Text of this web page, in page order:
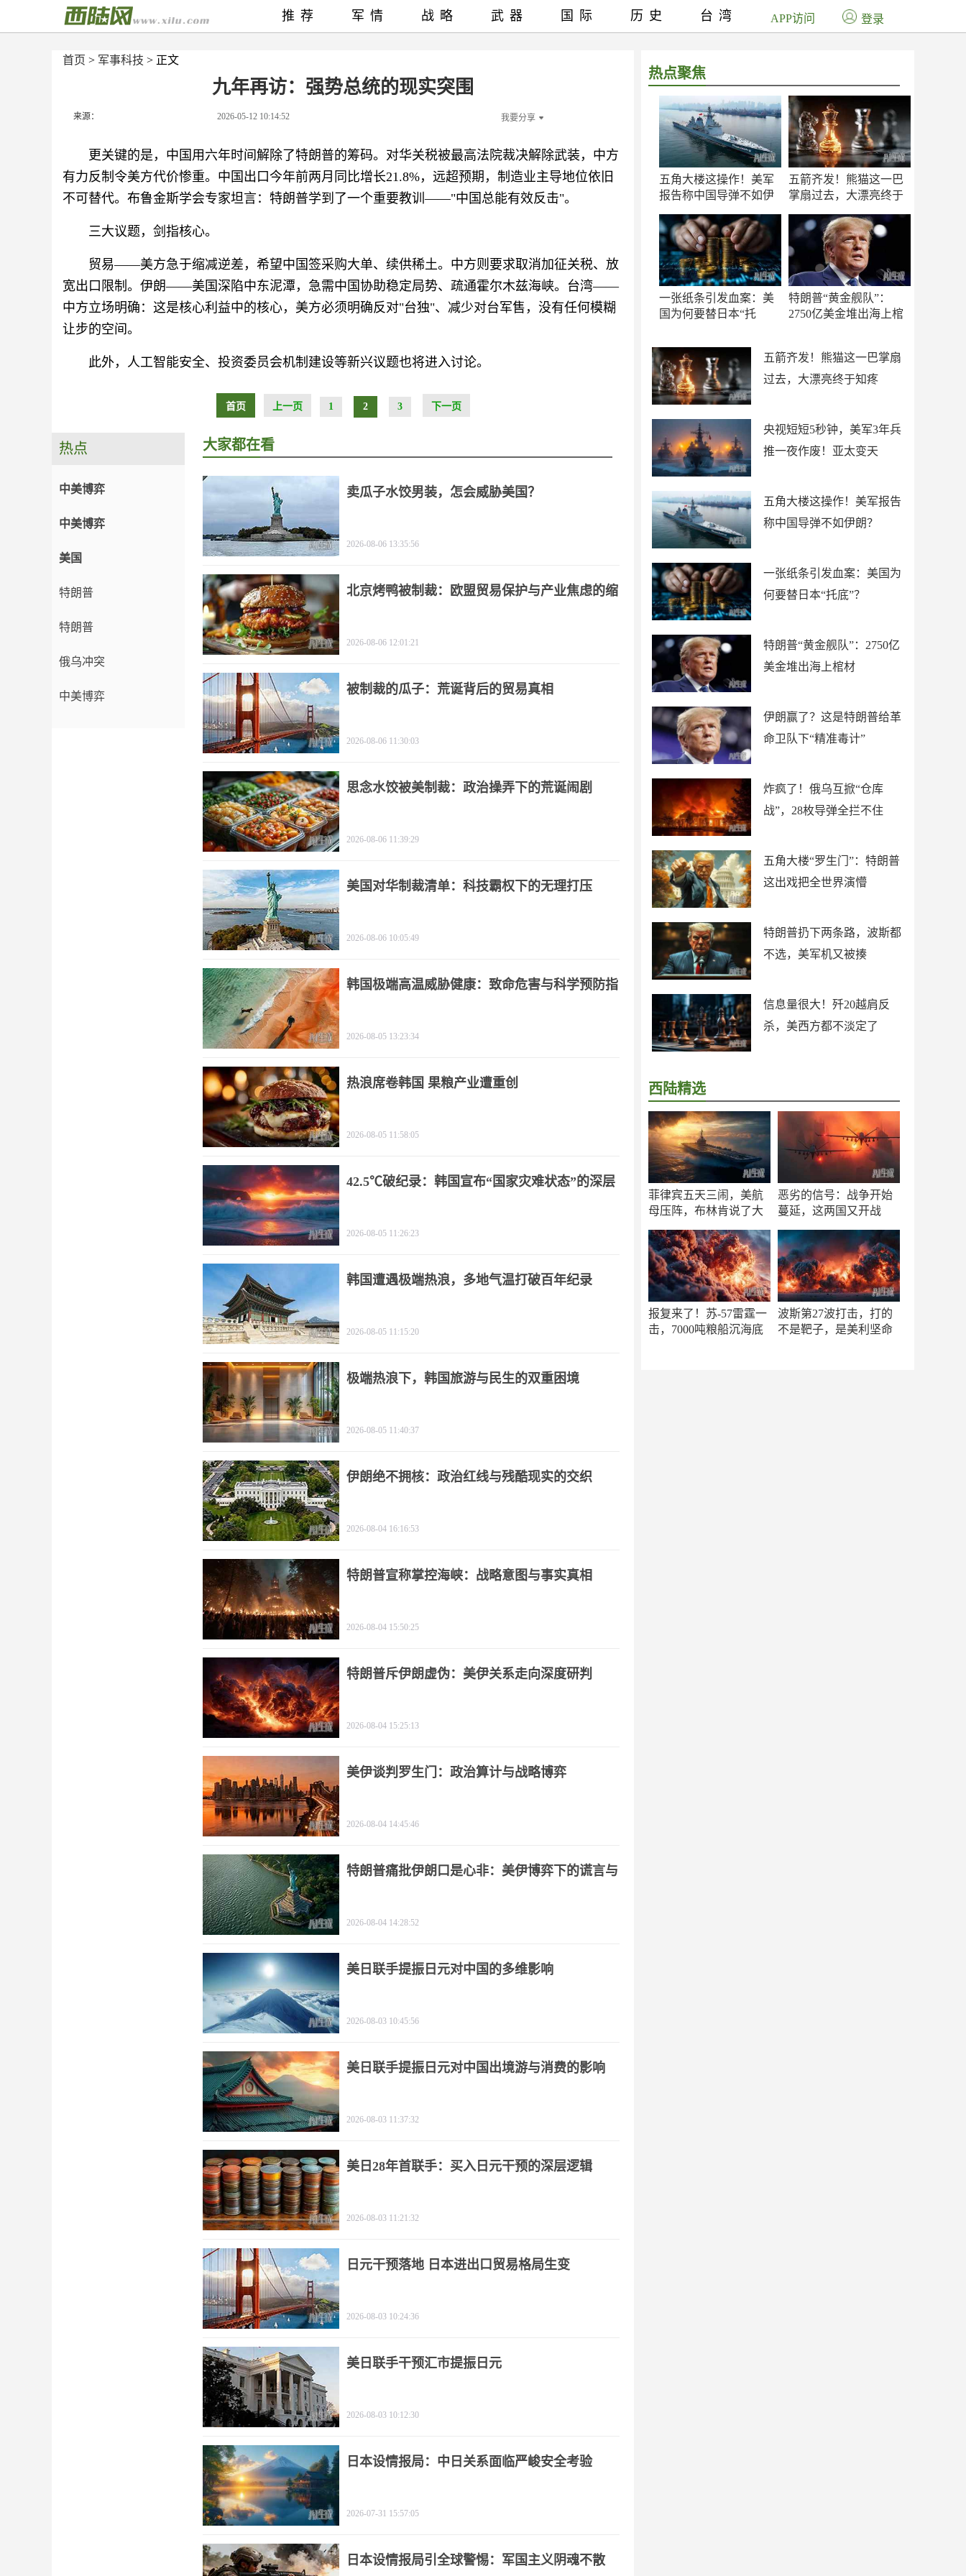
首页 > 军事科技 > 正文
九年再访：强势总统的现实突围
来源： 2026-05-12 10:14:52 我要分享
更关键的是，中国用六年时间解除了特朗普的筹码。对华关税被最高法院裁决解除武装，中方
有力反制令美方代价惨重。中国出口今年前两月同比增长21.8%，远超预期，制造业主导地位依旧
不可替代。布鲁金斯学会专家坦言：特朗普学到了一个重要教训——"中国总能有效反击"。
三大议题，剑指核心。
贸易——美方急于缩减逆差，希望中国签采购大单、续供稀土。中方则要求取消加征关税、放
宽出口限制。伊朗——美国深陷中东泥潭，急需中国协助稳定局势、疏通霍尔木兹海峡。台湾——
中方立场明确：这是核心利益中的核心，美方必须明确反对"台独"、减少对台军售，没有任何模糊
让步的空间。
此外，人工智能安全、投资委员会机制建设等新兴议题也将进入讨论。
首页 上一页 1 2 3 下一页
热点聚焦
五角大楼这操作！美军
报告称中国导弹不如伊
五箭齐发！熊猫这一巴
掌扇过去，大漂亮终于
一张纸条引发血案：美
国为何要替日本“托
特朗普“黄金舰队”：
2750亿美金堆出海上棺
五箭齐发！熊猫这一巴掌扇
过去，大漂亮终于知疼
央视短短5秒钟，美军3年兵
推一夜作废！亚太变天
五角大楼这操作！美军报告
称中国导弹不如伊朗？
一张纸条引发血案：美国为
何要替日本“托底”？
特朗普“黄金舰队”：2750亿
美金堆出海上棺材
伊朗赢了？这是特朗普给革
命卫队下“精准毒计”
炸疯了！俄乌互掀“仓库
战”，28枚导弹全拦不住
五角大楼“罗生门”：特朗普
这出戏把全世界演懵
特朗普扔下两条路，波斯都
不选，美军机又被揍
信息量很大！歼20越肩反
杀，美西方都不淡定了
西陆精选
菲律宾五天三闹，美航
母压阵，布林肯说了大
恶劣的信号：战争开始
蔓延，这两国又开战
报复来了！苏-57雷霆一
击，7000吨粮船沉海底
波斯第27波打击，打的
不是靶子，是美利坚命
推荐 军情 战略 武器 国际 历史 台湾 APP访问 登录
热点
中美博弈
中美博弈
美国
特朗普
特朗普
俄乌冲突
中美博弈
大家都在看
卖瓜子水饺男装，怎会威胁美国？
2026-08-06 13:35:56
北京烤鸭被制裁：欧盟贸易保护与产业焦虑的缩
2026-08-06 12:01:21
被制裁的瓜子：荒诞背后的贸易真相
2026-08-06 11:30:03
思念水饺被美制裁：政治操弄下的荒诞闹剧
2026-08-06 11:39:29
美国对华制裁清单：科技霸权下的无理打压
2026-08-06 10:05:49
韩国极端高温威胁健康：致命危害与科学预防指
2026-08-05 13:23:34
热浪席卷韩国 果粮产业遭重创
2026-08-05 11:58:05
42.5℃破纪录：韩国宣布“国家灾难状态”的深层
2026-08-05 11:26:23
韩国遭遇极端热浪，多地气温打破百年纪录
2026-08-05 11:15:20
极端热浪下，韩国旅游与民生的双重困境
2026-08-05 11:40:37
伊朗绝不拥核：政治红线与残酷现实的交织
2026-08-04 16:16:53
特朗普宣称掌控海峡：战略意图与事实真相
2026-08-04 15:50:25
特朗普斥伊朗虚伪：美伊关系走向深度研判
2026-08-04 15:25:13
美伊谈判罗生门：政治算计与战略博弈
2026-08-04 14:45:46
特朗普痛批伊朗口是心非：美伊博弈下的谎言与
2026-08-04 14:28:52
美日联手提振日元对中国的多维影响
2026-08-03 10:45:56
美日联手提振日元对中国出境游与消费的影响
2026-08-03 11:37:32
美日28年首联手：买入日元干预的深层逻辑
2026-08-03 11:21:32
日元干预落地 日本进出口贸易格局生变
2026-08-03 10:24:36
美日联手干预汇市提振日元
2026-08-03 10:12:30
日本设情报局：中日关系面临严峻安全考验
2026-07-31 15:57:05
日本设情报局引全球警惕：军国主义阴魂不散